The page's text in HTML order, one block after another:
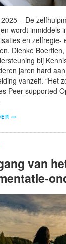
– De
wordt inmiddels
en zelfregie-
Dienke
bij
jaren hard
vanzelf. “Het
Peer-supported
van